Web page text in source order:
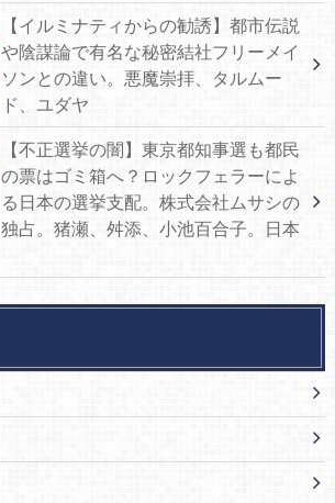
【イルミナティからの勧誘】都市伝説
や陰謀論で有名な秘密結社フリーメイ
ソンとの違い。悪魔崇拝、タルムー
ド、ユダヤ
【不正選挙の闇】東京都知事選も都民
の票はゴミ箱へ？ロックフェラーによ
る日本の選挙支配。株式会社ムサシの
独占。猪瀬、舛添、小池百合子。日本